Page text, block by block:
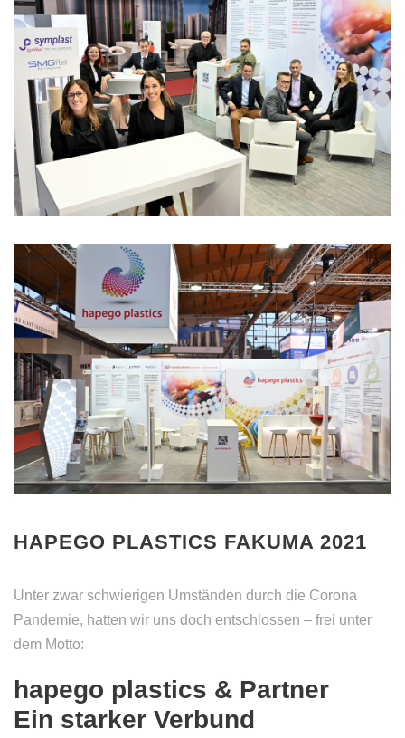
HAPEGO PLASTICS FAKUMA 2021
Unter zwar schwierigen Umständen durch die Corona
Pandemie, hatten wir uns doch entschlossen – frei unter
dem Motto:
hapego plastics & Partner
Ein starker Verbund